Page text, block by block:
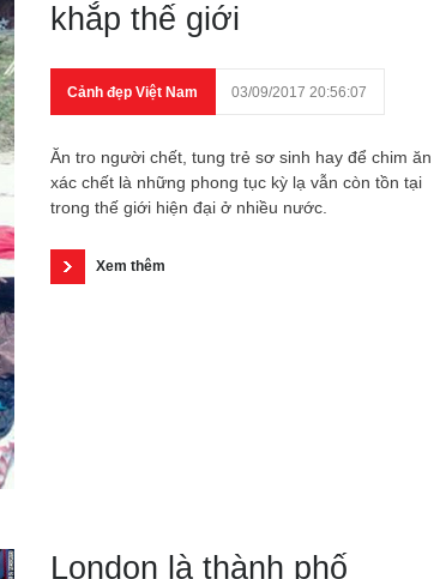
khắp thế giới
Cảnh đẹp Việt Nam 03/09/2017 20:56:07
Ăn tro người chết, tung trẻ sơ sinh hay để chim ăn
xác chết là những phong tục kỳ lạ vẫn còn tồn tại
trong thế giới hiện đại ở nhiều nước.
Xem thêm
London là thành phố